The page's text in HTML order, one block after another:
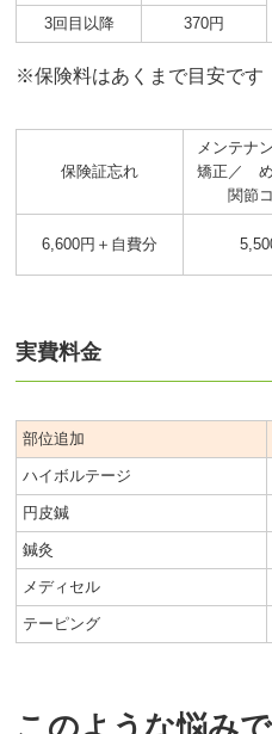
3回目以降 370円
※保険料はあくまで目安です
保険証忘れ
メンテナ
矯正／
関節
6,600円＋自費分
実費料金
部位追加
ハイボルテージ
円皮鍼
鍼灸
メディセル
テーピング